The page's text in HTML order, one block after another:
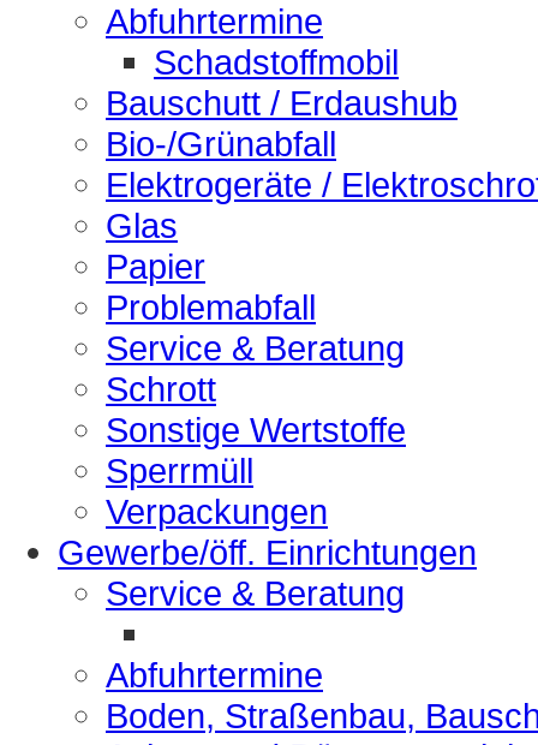
Abfuhrtermine
Schadstoffmobil
Bauschutt / Erdaushub
Bio-/Grünabfall
Elektrogeräte /
Glas
Papier
Problemabfall
Service & Beratung
Schrott
Sonstige Wertstoffe
Sperrmüll
Verpackungen
Gewerbe/öff. Einrichtungen
Service & Beratung
Abfuhrtermine
Boden, Straßenbau,